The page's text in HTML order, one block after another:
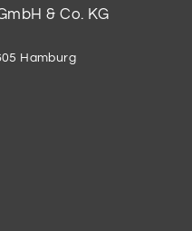
& Co. KG
Hamburg